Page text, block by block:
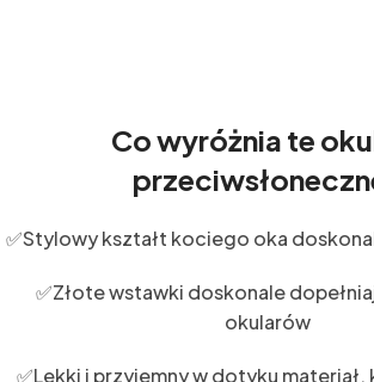
Co wyróżnia te
✅Stylowy kształt kociego oka
✅Złote wstawki doskonale
okularów
✅Lekki i przyjemny w dotyku